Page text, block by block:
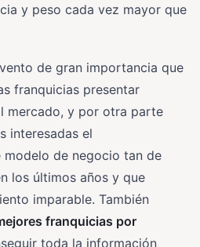
y peso cada vez mayor que
de gran importancia que
franquicias presentar
mercado, y por otra parte
interesadas el
de negocio tan de
los últimos años y que
imparable. También
franquicias por
toda la información